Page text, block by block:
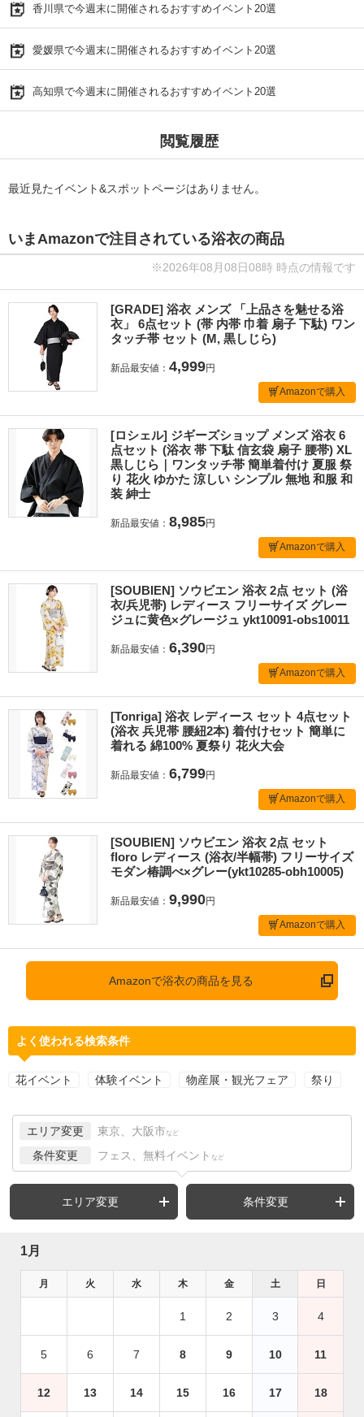
香川県で今週末に開催されるおすすめイベント20選
愛媛県で今週末に開催されるおすすめイベント20選
高知県で今週末に開催されるおすすめイベント20選
閲覧履歴
最近見たイベント&スポットページはありません。
いまAmazonで注目されている浴衣の商品
※2026年08月08日08時 時点の情報です
[GRADE] 浴衣 メンズ 「上品さを魅せる浴
衣」 6点セット (帯 内帯 巾着 扇子 下駄) ワン
タッチ帯 セット (M, 黒しじら)
新品最安値： 4,999円
Amazonで購入
[ロシェル] ジギーズショップ メンズ 浴衣 6
点セット (浴衣 帯 下駄 信玄袋 扇子 腰帯) XL
黒しじら｜ワンタッチ帯 簡単着付け 夏服 祭
り 花火 ゆかた 涼しい シンプル 無地 和服 和
装 紳士
新品最安値： 8,985円
Amazonで購入
[SOUBIEN] ソウビエン 浴衣 2点 セット (浴
衣/兵児帯) レディース フリーサイズ グレー
ジュに黄色×グレージュ ykt10091-obs10011
新品最安値： 6,390円
Amazonで購入
[Tonriga] 浴衣 レディース セット 4点セット
(浴衣 兵児帯 腰紐2本) 着付けセット 簡単に
着れる 綿100% 夏祭り 花火大会
新品最安値： 6,799円
Amazonで購入
[SOUBIEN] ソウビエン 浴衣 2点 セット
floro レディース (浴衣/半幅帯) フリーサイズ
モダン椿調べ×グレー(ykt10285-obh10005)
新品最安値： 9,990円
Amazonで購入
Amazonで浴衣の商品を見る
よく使われる検索条件
花イベント 体験イベント 物産展・観光フェア 祭り
エリア変更 東京、大阪市 など
条件変更 フェス、無料イベント など
エリア変更 条件変更
1月
月 火 水 木 金 土 日
1 2 3 4
5 6 7 8 9 10 11
12 13 14 15 16 17 18